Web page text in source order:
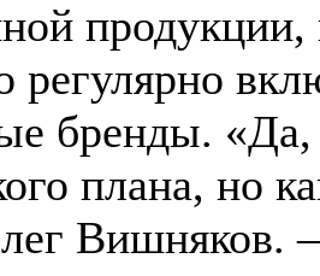
регулярно
бренды.
плана, но
Вишняков.